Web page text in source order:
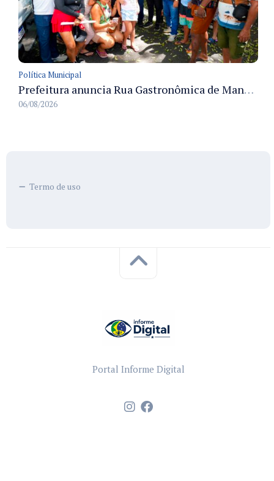
Política Municipal
Prefeitura anuncia Rua Gastronômica de Manaus e garante alternativas para 54 ambulantes cadastrados
06/08/2026
Termo de uso
Portal Informe Digital